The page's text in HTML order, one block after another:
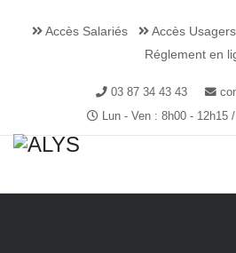
Accès Salariés Accès Usagers
Réglement en
03 87 34 43 43
Lun - Ven : 8h00 - 12h15